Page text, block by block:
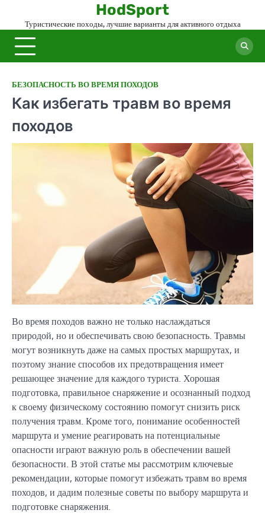
content
HodSport
Туристические походы, лучшие варианты для активного отдыха
БЕЗОПАСНОСТЬ ВО ВРЕМЯ ПОХОДОВ
Как избегать травм во время
походов
Во время походов важно не только наслаждаться
природой, но и обеспечивать свою безопасность. Травмы
могут возникнуть даже на самых простых маршрутах, и
поэтому знание способов их предотвращения имеет
решающее значение для каждого туриста. Хорошая
подготовка, правильное снаряжение и осознанный подход
к своему физическому состоянию помогут снизить риск
получения травм. Кроме того, понимание особенностей
маршрута и умение реагировать на потенциальные
опасности играют важную роль в обеспечении вашей
безопасности. В этой статье мы рассмотрим ключевые
рекомендации, которые помогут избежать травм во время
походов, и дадим полезные советы по выбору маршрута и
подготовке снаряжения.